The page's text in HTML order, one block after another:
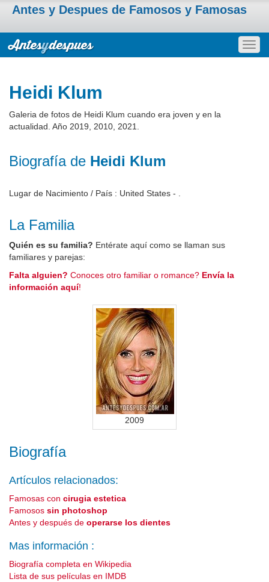
Antes y Despues de Famosos y Famosas
Heidi Klum
Galeria de fotos de Heidi Klum cuando era joven y en la
actualidad. Año 2019, 2010, 2021.
Biografía de Heidi Klum
Lugar de Nacimiento / País : United States - .
La Familia
Quién es su familia? Entérate aquí como se llaman sus
familiares y parejas:
Falta alguien? Conoces otro familiar o romance? Envía la
información aquí!
2009
Biografía
Artículos relacionados:
Famosas con cirugia estetica
Famosos sin photoshop
Antes y después de operarse los dientes
Mas información :
Biografía completa en Wikipedia
Lista de sus películas en IMDB